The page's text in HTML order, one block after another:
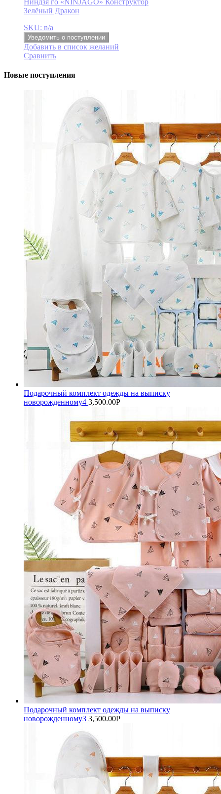
Зелёный Дракон
SKU: n/a
Уведомить о поступлении
Добавить в список желаний
Сравнить
Новые поступления
Подарочный комплект одежды на выписку
новорожденному4 3,500.00Р
Подарочный комплект одежды на выписку
новорожденному3 3,500.00Р